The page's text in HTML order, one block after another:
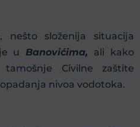
nešto složenija situacija
u Banovićima, ali kako
Civilne zaštite
nivoa vodotoka.